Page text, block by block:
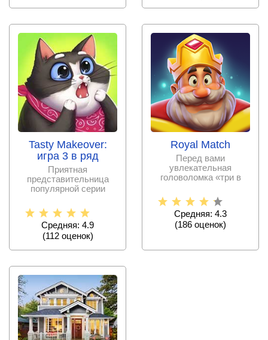
Tasty Makeover:
игра 3 в ряд
Приятная
представительница
популярной серии
которой придется
Средняя: 4.9
(112оценок)
Royal Match
Перед вами
увлекательная
головоломка «три в
помочь королю
Средняя: 4.3
(186 оценок)